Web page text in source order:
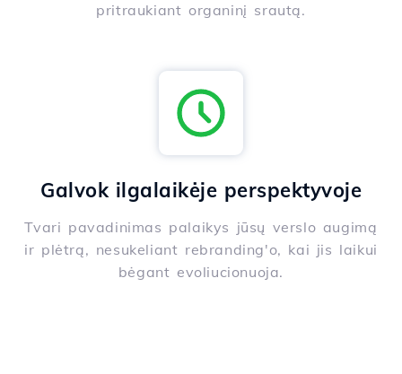
pritraukiant organinį srautą.
Galvok ilgalaikėje perspektyvoje
Tvari pavadinimas palaikys jūsų verslo augimą
ir plėtrą, nesukeliant rebranding'o, kai jis laikui
bėgant evoliucionuoja.